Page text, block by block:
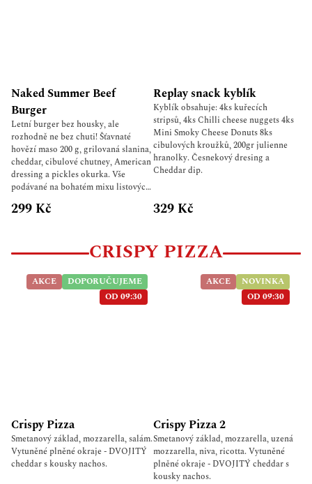
Naked Summer Beef
Burger
Letní burger bez housky, ale
rozhodně ne bez chuti! Šťavnaté
hovězí maso 200 g, grilovaná slanina,
cheddar, cibulové chutney, American
dressing a pickles okurka. Vše
podávané na bohatém mixu listových
salátů s ředkvičkou, granátovým
jablkem, pečenou hruškou,
Lehký, svěží, ale pořád pořádně
299 Kč
Replay snack kyblík
Kyblík obsahuje: 4ks kuřecích
stripsů, 4ks Chilli cheese nuggets 4ks
Mini Smoky Cheese Donuts 8ks
cibulových kroužků, 200gr julienne
hranolky. Česnekový dresing a
Cheddar dip.
329 Kč
CRISPY PIZZA
AKCE
DOPORUČUJEME
OD 09:30
Crispy Pizza
Smetanový základ, mozzarella, salám.
Vytuněné plněné okraje - DVOJITÝ
cheddar s kousky nachos.
AKCE
NOVINKA
OD 09:30
Crispy Pizza 2
Smetanový základ, mozzarella, uzená
mozzarella, niva, ricotta. Vytuněné
plněné okraje - DVOJITÝ cheddar s
kousky nachos.